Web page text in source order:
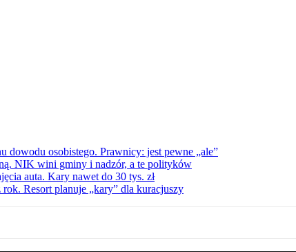
dowodu osobistego. Prawnicy: jest pewne „ale”
NIK wini gminy i nadzór, a te polityków
auta. Kary nawet do 30 tys. zł
Resort planuje „kary” dla kuracjuszy